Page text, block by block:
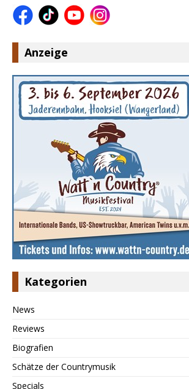
Anzeige
Kategorien
News
Reviews
Biografien
Schätze der Countrymusik
Specials